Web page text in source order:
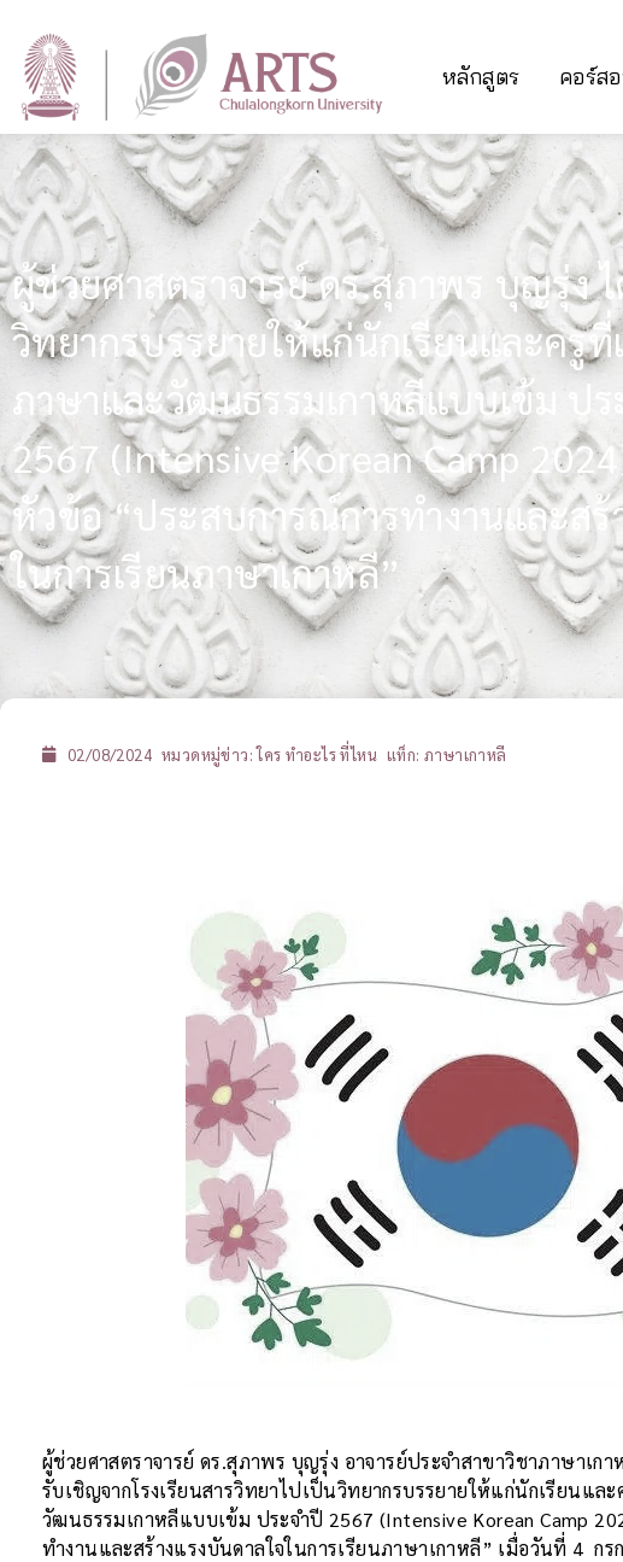
หลักสูตร คอร์ส
ผู้ช่วยศาสตราจารย์ ดร.สุภาพร บุญรุ่ง
วิทยากรบรรยายให้แก่นักเรียนและครูที่
ภาษาและวัฒนธรรมเกาหลีแบบเข้ม ปร
2567 (Intensive Korean Camp
หัวข้อ “ประสบการณ์การทำงานและสร้
ในการเรียนภาษาเกาหลี”
02/08/2024 หมวดหมู่ข่าว:ใคร ทำอะไร ที่ไหน แท็ก: ภาษาเกาหลี
ผู้ช่วยศาสตราจารย์ ดร.สุภาพร บุญรุ่ง อาจารย์ประจำสาขาวิชาภาษาเก
รับเชิญจากโรงเรียนสารวิทยาไปเป็นวิทยากรบรรยายให้แก่นักเรียนแล
วัฒนธรรมเกาหลีแบบเข้ม ประจำปี 2567 (Intensive Korean Camp
ทำงานและสร้างแรงบันดาลใจในการเรียนภาษาเกาหลี” เมื่อวันที่ 4 กร